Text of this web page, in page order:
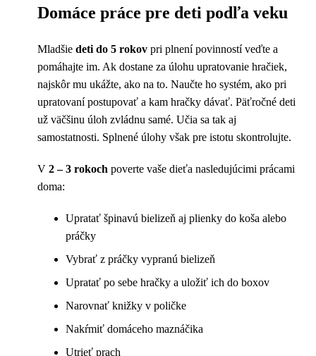
Domáce práce pre deti podľa veku
Mladšie deti do 5 rokov pri plnení povinností veďte a
pomáhajte im. Ak dostane za úlohu upratovanie hračiek,
najskôr mu ukážte, ako na to. Naučte ho systém, ako pri
upratovaní postupovať a kam hračky dávať. Päťročné deti
už väčšinu úloh zvládnu samé. Učia sa tak aj
samostatnosti. Splnené úlohy však pre istotu skontrolujte.
V 2 – 3 rokoch poverte vaše dieťa nasledujúcimi prácami
doma:
Upratať špinavú bielizeň aj plienky do koša alebo
práčky
Vybrať z práčky vypranú bielizeň
Upratať po sebe hračky a uložiť ich do boxov
Narovnať knižky v poličke
Nakŕmiť domáceho maznáčika
Utrieť prach